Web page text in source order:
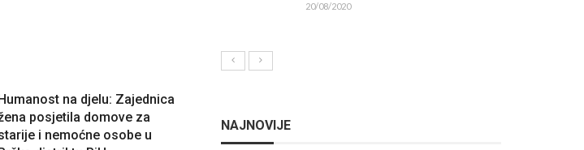
Humanost na djelu: Zajednica
posjetila domove za
i nemoćne osobe u
20/08/2020
NAJNOVIJE